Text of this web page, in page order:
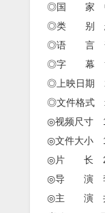
◎国 家 中
◎类 别 悬
◎语 言
◎字 幕 简
◎上映日期
◎文件格式
◎视频尺寸
◎文件大小
◎片 长
◎导 演 李
◎主 演 井